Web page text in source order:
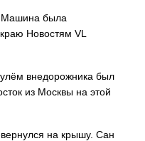
Машина была
Новостям VL
внедорожника был
из Москвы на этой
на крышу. Сан